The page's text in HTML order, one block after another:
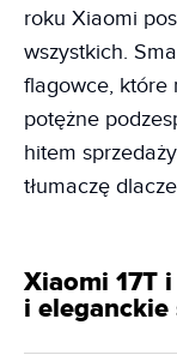
roku Xiaomi
wszystkich.
flagowce, które
potężne
hitem
tłumaczę
Xiaomi 17T
i